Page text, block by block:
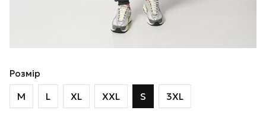
Розмір
M L XL XXL S 3XL